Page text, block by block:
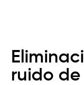
ruido